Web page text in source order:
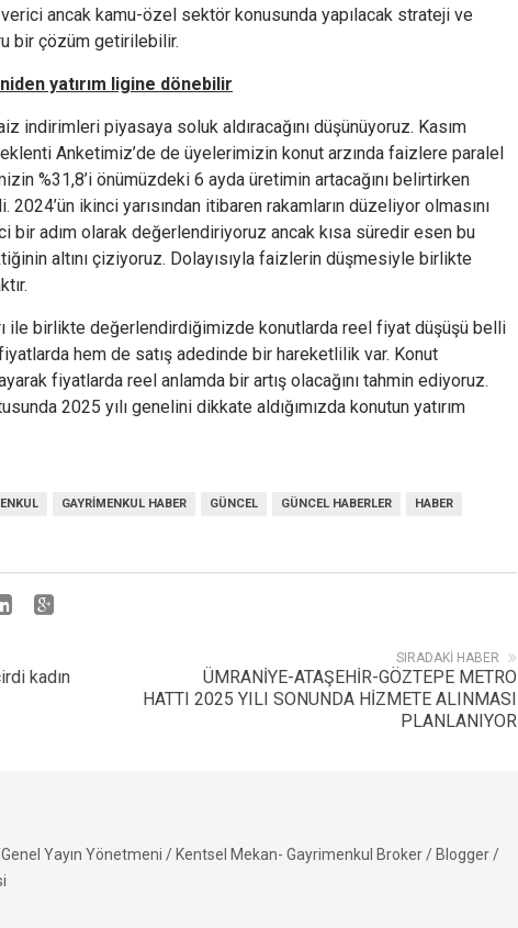
ancak kamu-özel sektör konusunda yapılacak strateji ve
bir çözüm getirilebilir.
yatırım ligine dönebilir
indirimleri piyasaya soluk aldıracağını düşünüyoruz. Kasım
Anketimiz’de de üyelerimizin konut arzında faizlere paralel
%31,8’i önümüzdeki 6 ayda üretimin artacağını belirtirken
ikinci yarısından itibaren rakamların düzeliyor olmasını
bir adım olarak değerlendiriyoruz ancak kısa süredir esen bu
altını çiziyoruz. Dolayısıyla faizlerin düşmesiyle birlikte
ile birlikte değerlendirdiğimizde konutlarda reel fiyat düşüşü belli
hem de satış adedinde bir hareketlilik var. Konut
fiyatlarda reel anlamda bir artış olacağını tahmin ediyoruz.
2025 yılı genelini dikkate aldığımızda konutun yatırım
GAYRIMENKUL HABER GÜNCEL GÜNCEL HABERLER HABER
SIRADAKI HABER
ÜMRANİYE-ATAŞEHİR-GÖZTEPE METRO
HATTI 2025 YILI SONUNDA HİZMETE ALINMASI
PLANLANIYOR
kadın
Yayın Yönetmeni / Kentsel Mekan- Gayrimenkul Broker / Blogger /